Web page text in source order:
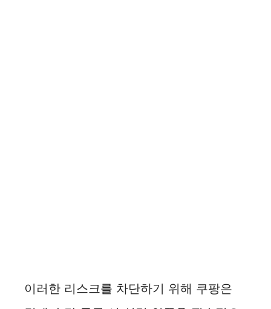
이러한 리스크를 차단하기 위해 쿠팡은